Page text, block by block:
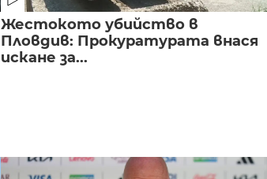
Жестокото убийство в
Пловдив: Прокуратурата внася
искане за...